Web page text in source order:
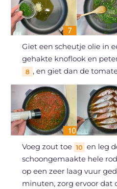
Giet een scheutje olie in
gehakte knoflook en
8 , en giet dan de
Voeg zout toe 10 en leg
schoongemaakte hele
op een zeer laag vuur
minuten, zorg ervoor dat